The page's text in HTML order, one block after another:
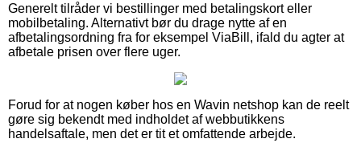
Generelt tilråder vi bestillinger med betalingskort eller
mobilbetaling. Alternativt bør du drage nytte af en
afbetalingsordning fra for eksempel ViaBill, ifald du agter at
afbetale prisen over flere uger.
Forud for at nogen køber hos en Wavin netshop kan de reelt
gøre sig bekendt med indholdet af webbutikkens
handelsaftale, men det er tit et omfattende arbejde.